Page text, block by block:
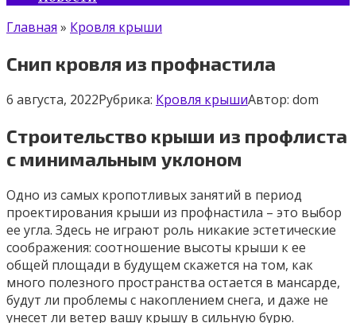
Главная » Кровля крыши
Снип кровля из профнастила
6 августа, 2022Рубрика: Кровля крышиАвтор: dom
Строительство крыши из профлиста
с минимальным уклоном
Одно из самых кропотливых занятий в период
проектирования крыши из профнастила – это выбор
ее угла. Здесь не играют роль никакие эстетические
соображения: соотношение высоты крыши к ее
общей площади в будущем скажется на том, как
много полезного пространства остается в мансарде,
будут ли проблемы с накоплением снега, и даже не
унесет ли ветер вашу крышу в сильную бурю.